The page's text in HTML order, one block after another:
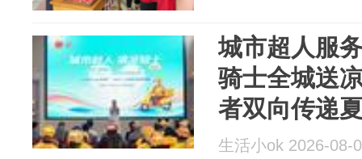
城市超人服
骑士全城送
者双向传递
生活小ok 2026-08-